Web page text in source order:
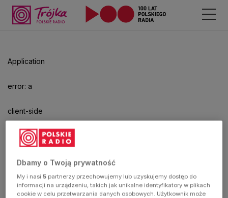
Application
error: a
client-side
exception
has
occurred
aby
odtwarzać.
Dbamy o Twoją prywatność
My i nasi5 partnerzy przechowujemy lub uzyskujemy dostęp do
informacji na urządzeniu, takich jak unikalne identyfikatory w plikach
cookie w celu przetwarzania danych osobowych. Użytkownik może